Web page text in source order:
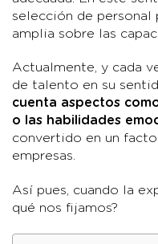
selección de personal
amplia sobre las
Actualmente, y cada
de talento en su
cuenta aspectos
o las habilidades
convertido en un
empresas.
Así pues, cuando la
qué nos fijamos?